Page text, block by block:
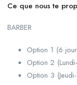
Ce que nous te
BARBER
Option 1 (6
Option 2
Option 3